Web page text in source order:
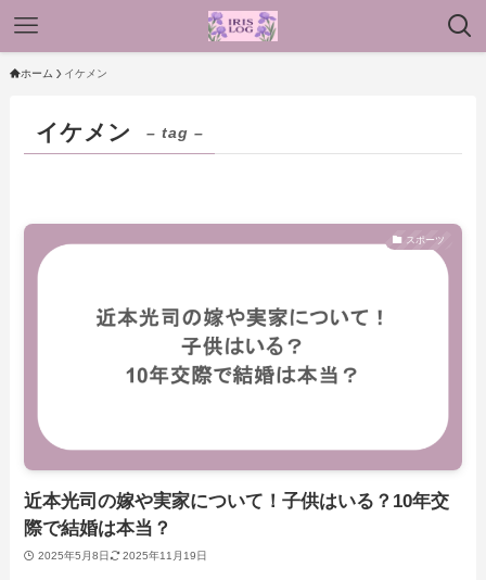
ホーム イケメン
イケメン – tag –
スポーツ
近本光司の嫁や実家について！子供はいる？10年交
際で結婚は本当？
2025年5月8日 2025年11月19日